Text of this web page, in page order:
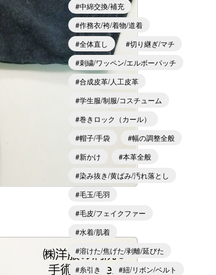
中綿交換/補充
作務衣/袴/着物/道着
全体直し
切り継ぎ/マチ
刺繍/ワッペン/エルボーパッチ
合成皮革/人工皮革
学生服/制服/コスチューム
巻きロック（カール）
帽子/手袋
幅の調整全般
新かけ
本革全般
染み抜き/黄ばみ/汚れ落とし
毛玉/毛羽
毛皮/フェイクファー
水着/肌着
溶けた/焦げた/剥離/延びた
糸引き
紐/リボン/ベルト